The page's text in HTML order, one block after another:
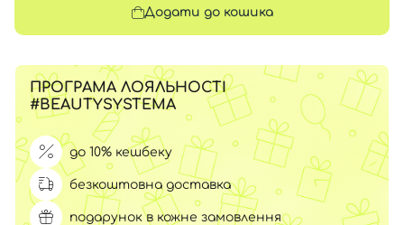
Додати до кошика
ПРОГРАМА ЛОЯЛЬНОСТІ
#BEAUTYSYSTEMA
до 10% кешбеку
безкоштовна доставка
подарунок в кожне замовлення